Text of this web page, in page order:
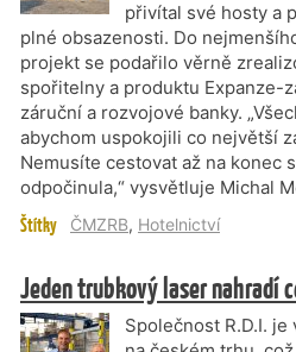
přivítal své hosty a
plné obsazenosti. Do
projekt se podařilo věrně
spořitelny a produktu Expanze-
záruční a rozvojové banky.
abychom uspokojili co největší
Nemusíte cestovat až na konec
odpočinula,“ vysvětluje Michal
Štítky ČMZRB, Hotelnictví
Jeden trubkový laser nahradí
Společnost R.D.I.